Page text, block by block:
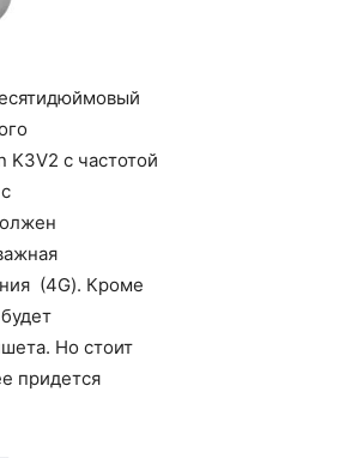
с частотой
(4G). Кроме
Но стоит
придется